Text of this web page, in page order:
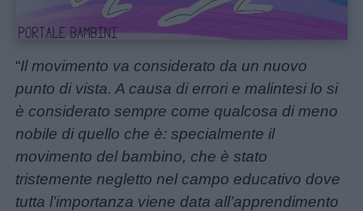
Home
“Il movimento va considerato da un nuovo
punto di vista. A causa di errori e malintesi lo si
è considerato sempre come qualcosa di meno
nobile di quello che è: specialmente il
movimento del bambino, che è stato
tristemente negletto nel campo educativo dove
tutta l’importanza viene data all’apprendimento